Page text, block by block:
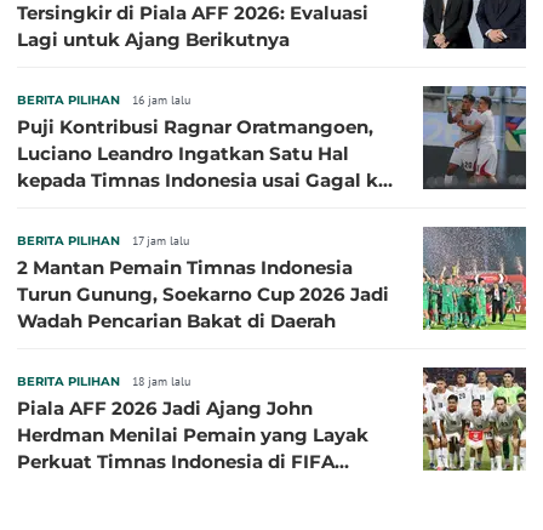
Tersingkir di Piala AFF 2026: Evaluasi
Lagi untuk Ajang Berikutnya
BERITA PILIHAN 16 jam lalu
Puji Kontribusi Ragnar Oratmangoen,
Luciano Leandro Ingatkan Satu Hal
kepada Timnas Indonesia usai Gagal ke
BERITA PILIHAN 17 jam lalu
2 Mantan Pemain Timnas Indonesia
Turun Gunung, Soekarno Cup 2026 Jadi
Wadah Pencarian Bakat di Daerah
BERITA PILIHAN 18 jam lalu
Piala AFF 2026 Jadi Ajang John
Herdman Menilai Pemain yang Layak
Perkuat Timnas Indonesia di FIFA